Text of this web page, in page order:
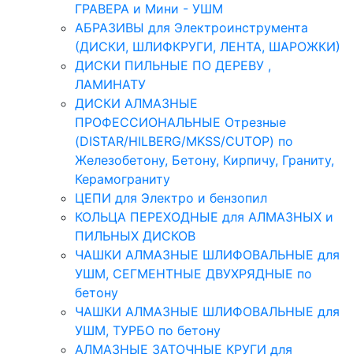
ГРАВЕРА и Мини - УШМ
АБРАЗИВЫ для Электроинструмента
(ДИСКИ, ШЛИФКРУГИ, ЛЕНТА, ШАРОЖКИ)
ДИСКИ ПИЛЬНЫЕ ПО ДЕРЕВУ ,
ЛАМИНАТУ
ДИСКИ АЛМАЗНЫЕ
ПРОФЕССИОНАЛЬНЫЕ Отрезные
(DISTAR/HILBERG/MKSS/CUTOP) по
Железобетону, Бетону, Кирпичу, Граниту,
Керамограниту
ЦЕПИ для Электро и бензопил
КОЛЬЦА ПЕРЕХОДНЫЕ для АЛМАЗНЫХ и
ПИЛЬНЫХ ДИСКОВ
ЧАШКИ АЛМАЗНЫЕ ШЛИФОВАЛЬНЫЕ для
УШМ, СЕГМЕНТНЫЕ ДВУХРЯДНЫЕ по
бетону
ЧАШКИ АЛМАЗНЫЕ ШЛИФОВАЛЬНЫЕ для
УШМ, ТУРБО по бетону
АЛМАЗНЫЕ ЗАТОЧНЫЕ КРУГИ для